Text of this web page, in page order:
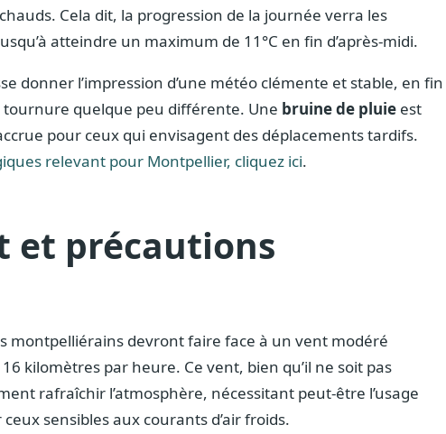
Cela dit, la progression de la journée verra les
atteindre un maximum de 11°C en fin d’après-midi.
donner l’impression d’une météo clémente et stable, en fin
quelque peu différente. Une bruine de pluie est
pour ceux qui envisagent des déplacements tardifs.
relevant pour Montpellier, cliquez ici.
et précautions
montpelliérains devront faire face à un vent modéré
kilomètres par heure. Ce vent, bien qu’il ne soit pas
rafraîchir l’atmosphère, nécessitant peut-être l’usage
sensibles aux courants d’air froids.